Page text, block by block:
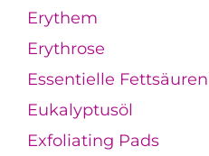
Erythem
Erythrose
Essentielle Fettsäuren
Eukalyptusöl
Exfoliating Pads